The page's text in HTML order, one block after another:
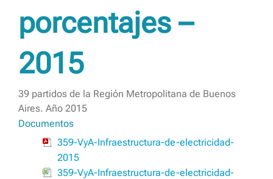
porcentajes –
2015
39 partidos de la Región Metropolitana de Buenos
Aires. Año 2015
Documentos
359-VyA-Infraestructura-de-electricidad-
2015
359-VyA-Infraestructura-de-electricidad-